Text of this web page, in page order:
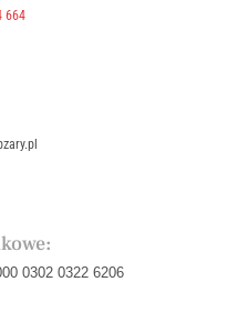
664
0302 0322 6206